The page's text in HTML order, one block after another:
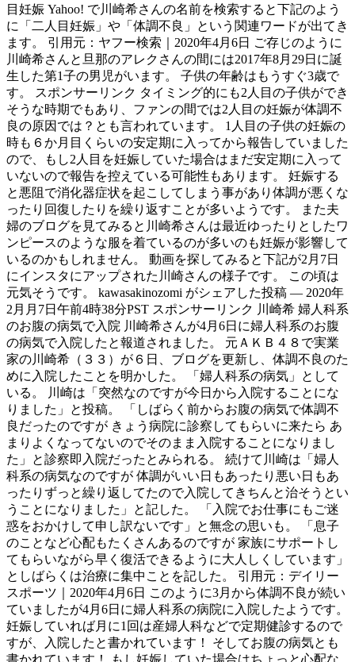
目妊娠 Yahoo! で川崎希さんの名前を検索すると下記のよう
に「二人目妊娠」や「体調不良」という関連ワードが出てき
ます。 引用元：ヤフー検索｜2020年4月6日 ご存じのように
川崎希さんと旦那のアレクさんの間には2017年8月29日に誕
生した第1子の男児がいます。 子供の年齢はもうすぐ3歳で
す。 スポンサーリンク タイミング的にも2人目の子供ができ
そうな時期でもあり、ファンの間では2人目の妊娠が体調不
良の原因では？とも言われています。 1人目の子供の妊娠の
時も６か月目くらいの安定期に入ってから報告していました
ので、もし2人目を妊娠していた場合はまだ安定期に入って
いないので報告を控えている可能性もあります。 妊娠する
と悪阻で消化器症状を起こしてしまう事があり体調が悪くな
ったり回復したりを繰り返すことが多いようです。 また夫
婦のブログを見てみると川崎希さんは最近ゆったりとしたワ
ンピースのような服を着ているのが多いのも妊娠が影響して
いるのかもしれません。 動画を探してみると下記が2月7日
にインスタにアップされた川崎さんの様子です。 この頃は
元気そうです。 kawasakinozomi がシェアした投稿 — 2020年
2月月7日午前4時38分PST スポンサーリンク 川崎希 婦人科系
のお腹の病気で入院 川崎希さんが4月6日に婦人科系のお腹
の病気で入院したと報道されました。 元ＡＫＢ４８で実業
家の川崎希（３３）が６日、ブログを更新し、体調不良のた
めに入院したことを明かした。 「婦人科系の病気」として
いる。 川崎は「突然なのですが今日から入院することにな
りました」と投稿。 「しばらく前からお腹の病気で体調不
良だったのですが きょう病院に診察してもらいに来たら あ
まりよくなってないのでそのまま入院することになりまし
た」と診察即入院だったとみられる。 続けて川崎は「婦人
科系の病気なのですが 体調がいい日もあったり悪い日もあ
ったりずっと繰り返してたので入院してきちんと治そうとい
うことになりました」と記した。 「入院でお仕事にもご迷
惑をおかけして申し訳ないです」と無念の思いも。 「息子
のことなど心配もたくさんあるのですが 家族にサポートし
てもらいながら早く復活できるように大人しくしています」
としばらくは治療に集中ことを記した。 引用元：デイリー
スポーツ｜2020年4月6日 このように3月から体調不良が続い
ていましたが4月6日に婦人科系の病院に入院したようです。
妊娠していれば月に1回は産婦人科などで定期健診するので
すが、入院したと書かれています！ そしてお腹の病気とも
書かれています！ もし妊娠していた場合はちょっと心配な